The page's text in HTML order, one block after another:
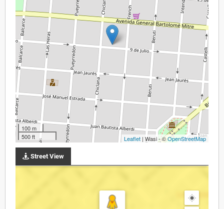
100 m
500 ft
Leaflet | Wasi - ©OpenStreetMap
Street View